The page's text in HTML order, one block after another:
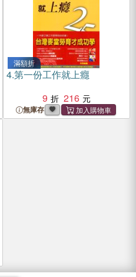
滿額折
4.第一份工作就上癮
9
216
無庫存